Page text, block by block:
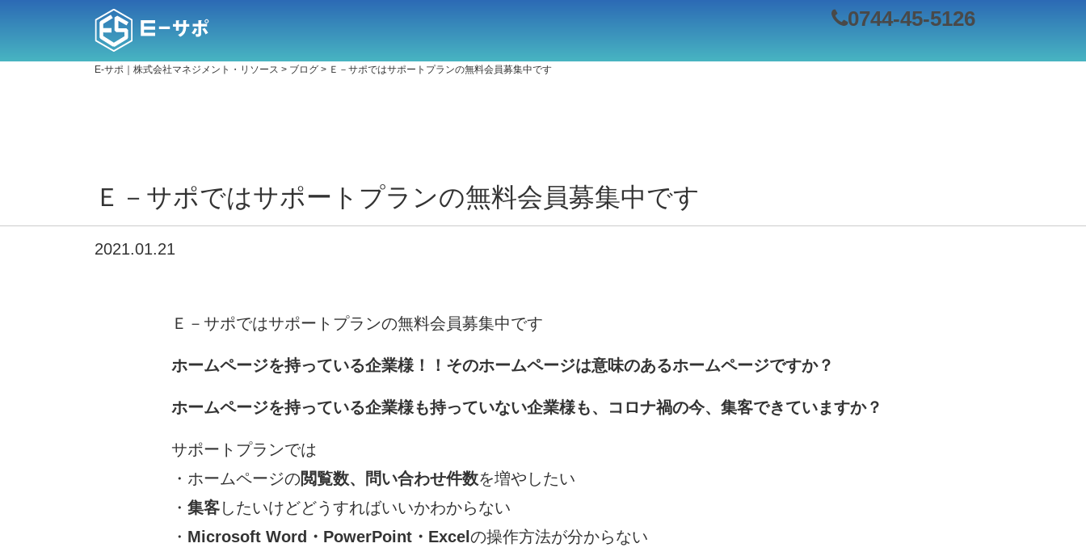
0744-45-5126
E-サポ｜株式会社マネジメント・リソース > ブログ > Ｅ－サポではサポートプランの無料会員募集中です
Ｅ－サポではサポートプランの無料会員募集中です
2021.01.21
Ｅ－サポではサポートプランの無料会員募集中です
ホームページを持っている企業様！！そのホームページは意味のあるホームページですか？
ホームページを持っている企業様も持っていない企業様も、コロナ禍の今、集客できていますか？
サポートプランでは
・ホームページの閲覧数、問い合わせ件数を増やしたい
・ 集客したいけどどうすればいいかわからない
・ Microsoft Word・PowerPoint・Excel の操作方法が分からない